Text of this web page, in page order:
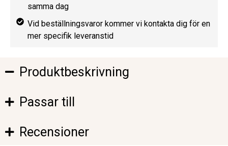
samma dag
Vid beställningsvaror kommer vi kontakta dig för en
mer specifik leveranstid
Produktbeskrivning
Passar till
Recensioner